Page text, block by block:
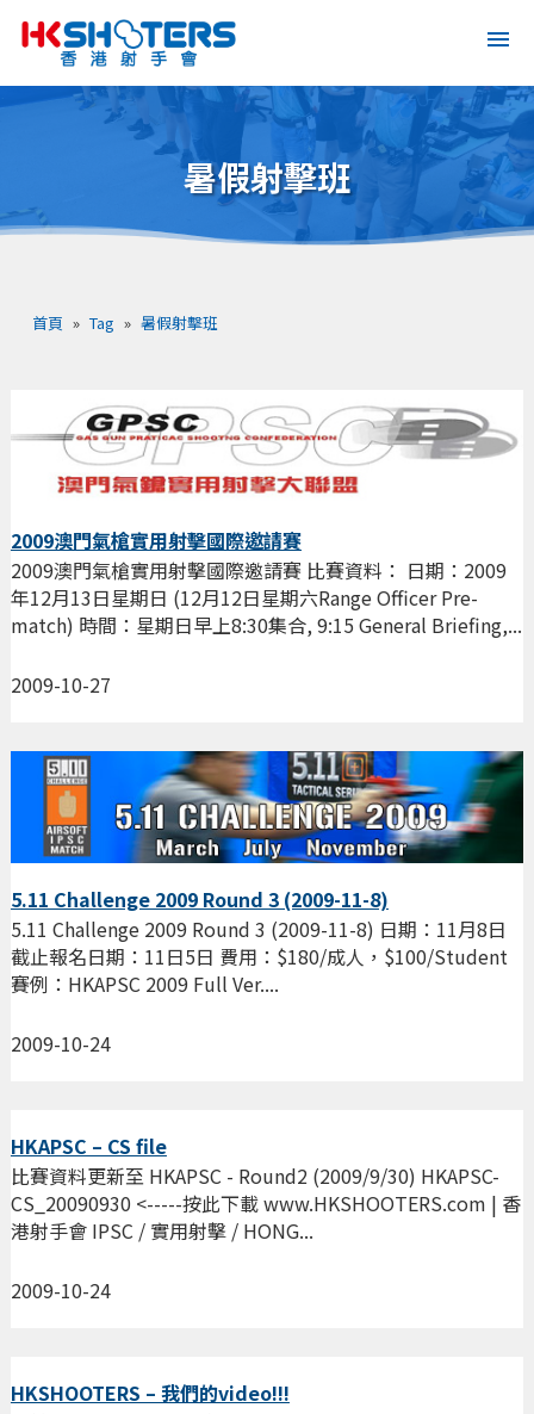
暑假射擊班
首頁 » Tag » 暑假射擊班
2009澳門氣槍實用射擊國際邀請賽
2009-10-27
2009澳門氣槍實用射擊國際邀請賽 比賽資料： 日期：2009
年12月13日星期日 (12月12日星期六Range Officer Pre-
match) 時間：星期日早上8:30集合, 9:15 General Briefing,...
5.11 Challenge 2009 Round 3 (2009-11-8)
2009-10-24
5.11 Challenge 2009 Round 3 (2009-11-8) 日期：11月8日
截止報名日期：11日5日 費用：$180/成人，$100/Student
賽例：HKAPSC 2009 Full Ver....
HKAPSC – CS file
2009-10-24
比賽資料更新至 HKAPSC - Round2 (2009/9/30) HKAPSC-
CS_20090930 <-----按此下載 www.HKSHOOTERS.com | 香
港射手會 IPSC / 實用射擊 / HONG...
HKSHOOTERS – 我們的video!!!